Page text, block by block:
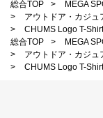
総合TOP > MEGA
>
アウトドア・カジュ
>
CHUMS Logo T-
総合TOP
> MEGA
>
アウトドア・カジュ
>
CHUMS Logo T-